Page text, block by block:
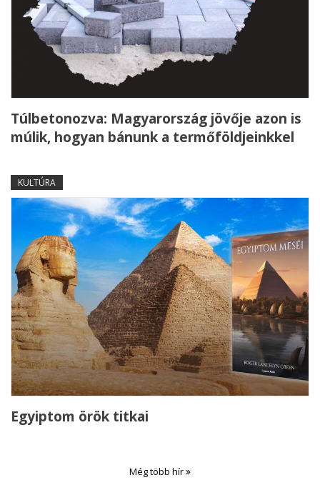
Túlbetonozva: Magyarország jövője azon is
múlik, hogyan bánunk a termőföldjeinkkel
KULTÚRA
Egyiptom örök titkai
Még több hír